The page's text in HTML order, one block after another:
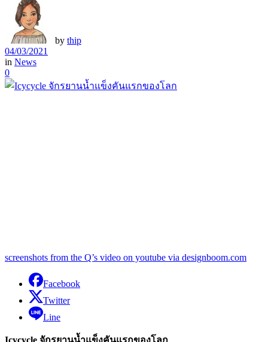
by thip
04/03/2021
in News
0
screenshots from the Q’s video on youtube via designboom.com
Facebook
Twitter
Line